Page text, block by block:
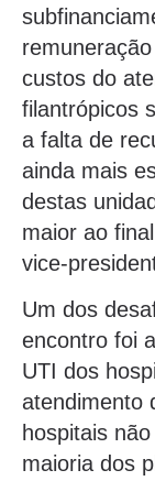
custos do
filantrópicos
a falta de
ainda mais
destas
maior ao
vice-
Um dos
encontro foi
UTI dos
atendimento
hospitais
maioria dos